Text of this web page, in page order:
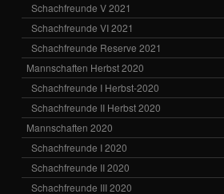
Schachfreunde V 2021
Schachfreunde VI 2021
Schachfreunde Reserve 2021
Mannschaften Herbst 2020
Schachfreunde I Herbst-2020
Schachfreunde II Herbst 2020
Mannschaften 2020
Schachfreunde I 2020
Schachfreunde II 2020
Schachfreunde III 2020